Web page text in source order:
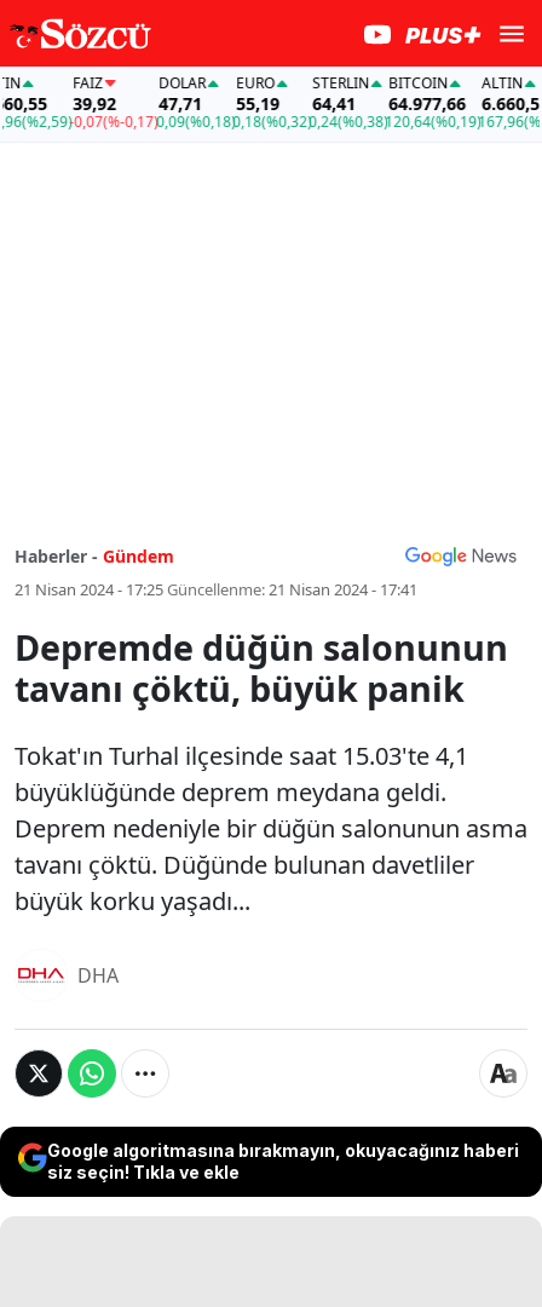
FAİZ
39,92
-0,07(%-0,17)
DOLAR
47,71
0,09(%0,18)
EURO
55,19
0,18(%0,32)
STERLIN
64,41
0,24(%0,38)
BITCOIN
64.977,66
120,64(%0,19)
ALTIN
6.660,55
167,96(%2,59)-
Haberler - Gündem
21 Nisan 2024 - 17:25Güncellenme:21 Nisan 2024 - 17:41
Depremde düğün salonunun
tavanı çöktü, büyük panik
Tokat'ın Turhal ilçesinde saat 15.03'te 4,1
büyüklüğünde deprem meydana geldi.
Deprem nedeniyle bir düğün salonunun asma
tavanı çöktü. Düğünde bulunan davetliler
büyük korku yaşadı...
DHA
Google algoritmasına bırakmayın, okuyacağınız haberi
siz seçin! Tıkla ve ekle